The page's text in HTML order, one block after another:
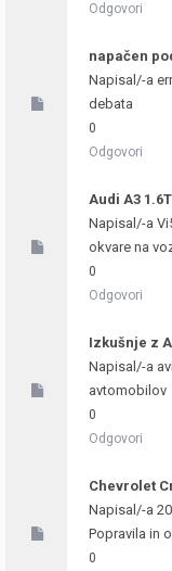
Odgovori
napačen
Napisal/-a
debata
0
Odgovori
Audi A3
Napisal/-a
okvare na
0
Odgovori
Izkušnje z
Napisal/-a
avtomobilov
0
Odgovori
Chevrolet
Napisal/-a
Popravila in
0